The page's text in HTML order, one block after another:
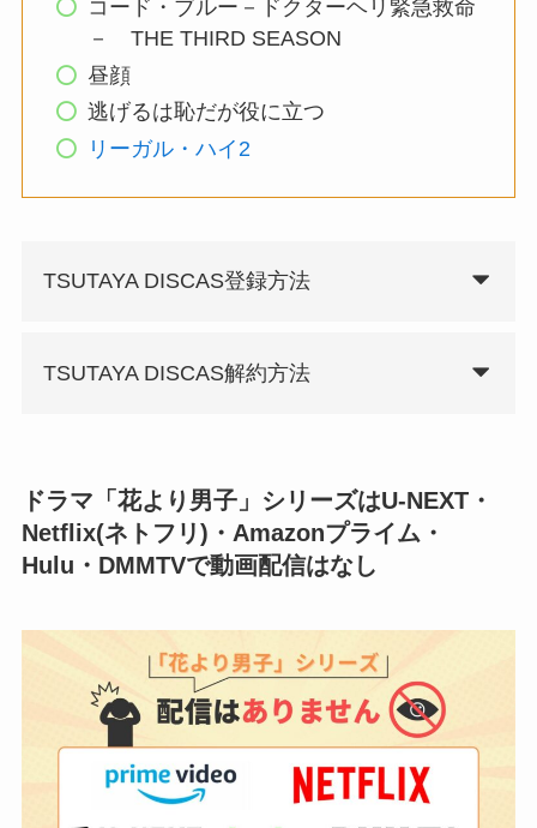
コード・ブルー－ドクターヘリ緊急救命
－ THE THIRD SEASON
昼顔
逃げるは恥だが役に立つ
リーガル・ハイ2
TSUTAYA DISCAS登録方法
TSUTAYA DISCAS解約方法
ドラマ「花より男子」シリーズはU-NEXT・
Netflix(ネトフリ)・Amazonプライム・
Hulu・DMMTVで動画配信はなし